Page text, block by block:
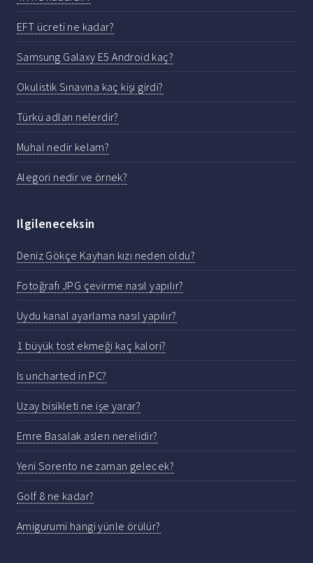
EFT ücreti ne kadar?
Samsung Galaxy E5 Android kaç?
Okulistik Sınavına kaç kişi girdi?
Türkü adları nelerdir?
Muhal nedir kelam?
Alegori nedir ve örnek?
Ilgileneceksin
Deniz Gökçe Kayhan kızı neden oldu?
Fotoğrafı JPG çevirme nasıl yapılır?
Uydu kanal ayarlama nasıl yapılır?
1 büyük tost ekmeği kaç kalori?
Is uncharted in PC?
Uzay bisikleti ne işe yarar?
Emre Basalak aslen nerelidir?
Yeni Sorento ne zaman gelecek?
Golf 8 ne kadar?
Amigurumi hangi yünle örülür?